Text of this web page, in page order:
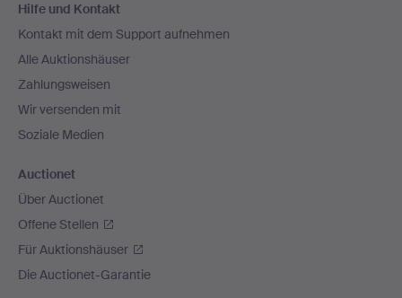
Navigation
Hilfe und Kontakt
Kontakt mit dem Support aufnehmen
Alle Auktionshäuser
Zahlungsweisen
Wir versenden mit
Soziale Medien
Auctionet
Über Auctionet
Offene Stellen
Für Auktionshäuser
Die Auctionet-Garantie